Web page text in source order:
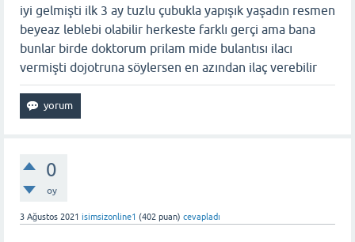
iyi gelmişti ilk 3 ay tuzlu çubukla yapışık yaşadın resmen
beyeaz leblebi olabilir herkeste farklı gerçi ama bana
bunlar birde doktorum prilam mide bulantısı ilacı
vermişti dojotruna söylersen en azından ilaç verebilir
0
oy
3 Ağustos 2021 isimsizonline1 (402 puan) cevapladı